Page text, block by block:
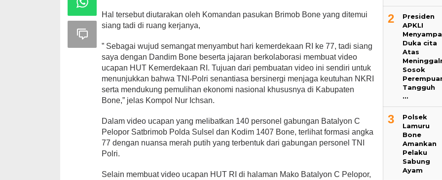
Hal tersebut diutarakan oleh Komandan pasukan Brimob Bone yang ditemui
siang tadi di ruang kerjanya,
” Sebagai wujud semangat menyambut hari kemerdekaan RI ke 77, tadi siang
saya dengan Dandim Bone beserta jajaran berkolaborasi membuat video
ucapan HUT Kemerdekaan RI. Tujuan dari pembuatan video ini sendiri untuk
menunjukkan bahwa TNI-Polri senantiasa bersinergi menjaga keutuhan NKRI
serta mendukung pemulihan ekonomi nasional khususnya di Kabupaten
Bone,” jelas Kompol Nur Ichsan.
Dalam video ucapan yang melibatkan 140 personel gabungan Batalyon C
Pelopor Satbrimob Polda Sulsel dan Kodim 1407 Bone, terlihat formasi angka
77 dengan nuansa merah putih yang terbentuk dari gabungan personel TNI
Polri.
Selain membuat video ucapan HUT RI di halaman Mako Batalyon C Pelopor,
2
Presiden
APKLI
Duka cita
Atas
Sosok
Tangguh
…
3
Polsek
Lamuru
Bone
Amankan
Pelaku
Sabung
Ayam